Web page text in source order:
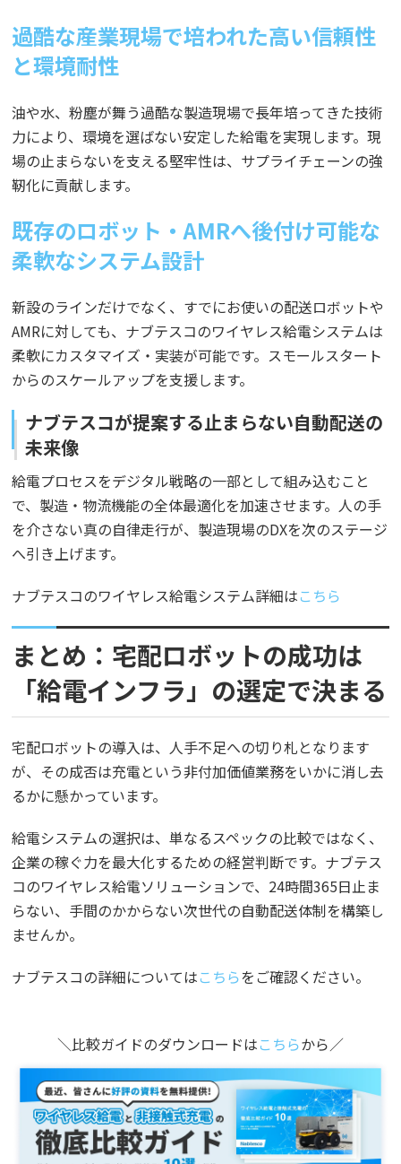
過酷な産業現場で培われた高い信頼性
と環境耐性
油や水、粉塵が舞う過酷な製造現場で長年培ってきた技術
力により、環境を選ばない安定した給電を実現します。現
場の止まらないを支える堅牢性は、サプライチェーンの強
靭化に貢献します。
既存のロボット・AMRへ後付け可能な
柔軟なシステム設計
新設のラインだけでなく、すでにお使いの配送ロボットや
AMRに対しても、ナブテスコのワイヤレス給電システムは
柔軟にカスタマイズ・実装が可能です。スモールスタート
からのスケールアップを支援します。
ナブテスコが提案する止まらない自動配送の
未来像
給電プロセスをデジタル戦略の一部として組み込むこと
で、製造・物流機能の全体最適化を加速させます。人の手
を介さない真の自律走行が、製造現場のDXを次のステージ
へ引き上げます。
ナブテスコのワイヤレス給電システム詳細はこちら
まとめ：宅配ロボットの成功は
「給電インフラ」の選定で決まる
宅配ロボットの導入は、人手不足への切り札となります
が、その成否は充電という非付加価値業務をいかに消し去
るかに懸かっています。
給電システムの選択は、単なるスペックの比較ではなく、
企業の稼ぐ力を最大化するための経営判断です。ナブテス
コのワイヤレス給電ソリューションで、24時間365日止ま
らない、手間のかからない次世代の自動配送体制を構築し
ませんか。
ナブテスコの詳細についてはこちらをご確認ください。
＼比較ガイドのダウンロードはこちらから／